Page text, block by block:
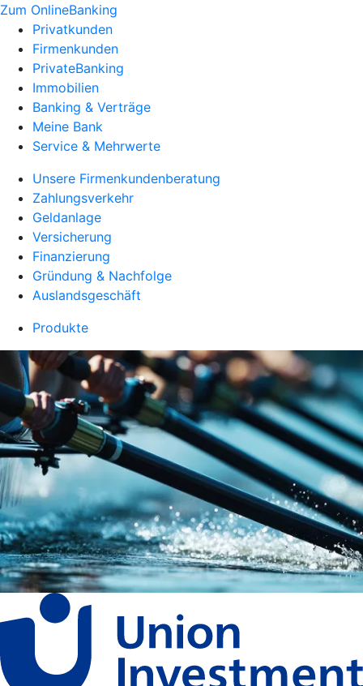
Zum OnlineBanking
Privatkunden
Firmenkunden
PrivateBanking
Immobilien
Banking & Verträge
Meine Bank
Service & Mehrwerte
Unsere Firmenkundenberatung
Zahlungsverkehr
Geldanlage
Versicherung
Finanzierung
Gründung & Nachfolge
Auslandsgeschäft
Produkte